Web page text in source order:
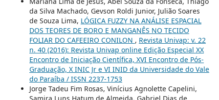
da Silva Machado, Gevson Roldi Junior, Julião Soares
de Souza Lima, LÓGICA FUZZY NA ANÁLISE ESPACIAL
DOS TEORES DE BORO E MANGANÊS NO TECIDO
FOLIAR DO CAFEEIRO CONILON , Revista Univap: v. 22
n. 40 (2016): Revista Univap online Edição Especial XX
Encontro de Iniciação Científica, XVI Encontro de Pós-
Graduação, X INIC Jr e VI INID da Universidade do Vale
do Paraíba / ISSN 2237-1753
Jorge Tadeu Fim Rosas, Vinícius Agnolette Capelini,